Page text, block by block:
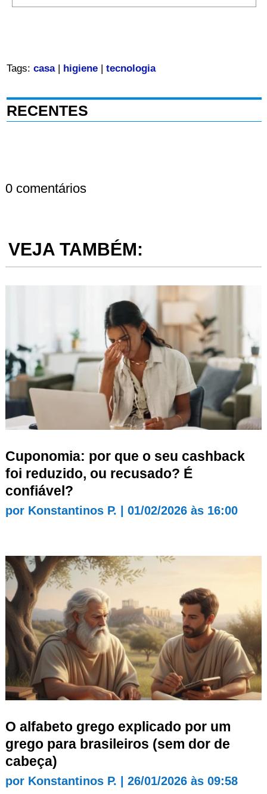
Tags: casa| higiene| tecnologia
RECENTES
0 comentários
VEJA TAMBÉM:
Cuponomia: por que o seu cashback
foi reduzido, ou recusado? É
confiável?
por Konstantinos P. 01/02/2026 às 16:00
O alfabeto grego explicado por um
grego para brasileiros (sem dor de
cabeça)
por Konstantinos P. 26/01/2026 às 09:58